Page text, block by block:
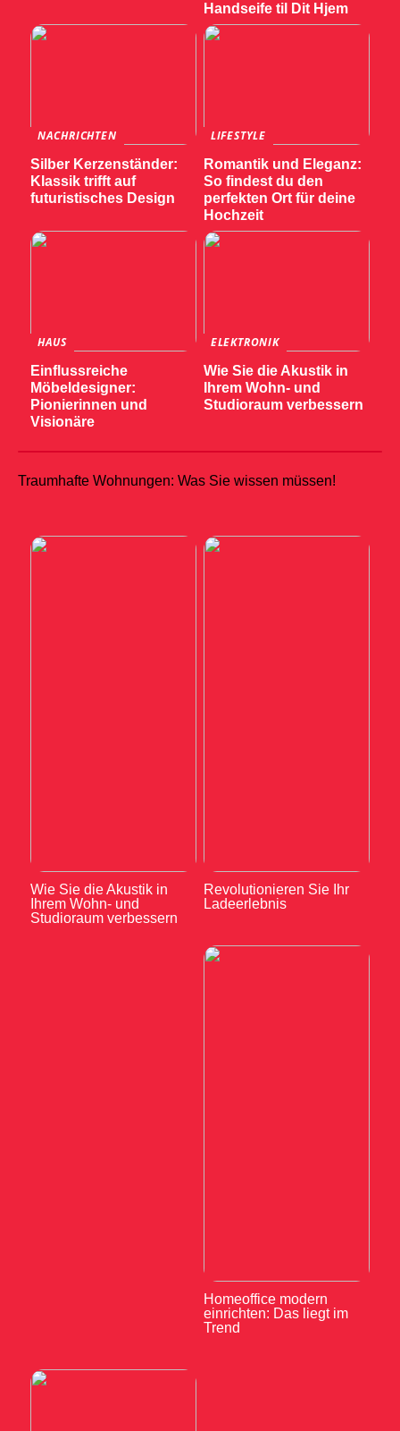
Handseife til Dit Hjem
NACHRICHTEN
Silber Kerzenständer:
Klassik trifft auf
futuristisches Design
LIFESTYLE
Romantik und Eleganz:
So findest du den
perfekten Ort für deine
Hochzeit
HAUS
Einflussreiche
Möbeldesigner:
Pionierinnen und
Visionäre
ELEKTRONIK
Wie Sie die Akustik in
Ihrem Wohn- und
Studioraum verbessern
Traumhafte Wohnungen: Was Sie wissen müssen!
Wie Sie die Akustik in
Ihrem Wohn- und
Studioraum verbessern
Revolutionieren Sie Ihr
Ladeerlebnis
Homeoffice modern
einrichten: Das liegt im
Trend